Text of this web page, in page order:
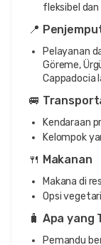
fleksibel dan
📍
Pelayanan
Göreme,
Cappadocia
🚐
Kendaraan
Kelompok
🍴 Makanan
Makana di
Opsi
🧳 Apa yang
Pemandu